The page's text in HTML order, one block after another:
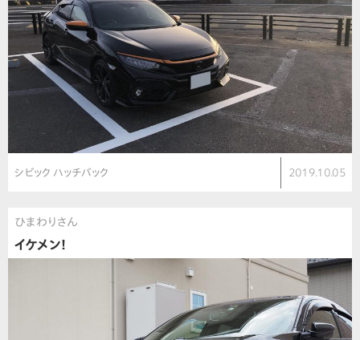
シビック ハッチバック 2019.10.05
ひまわりさん
イケメン！